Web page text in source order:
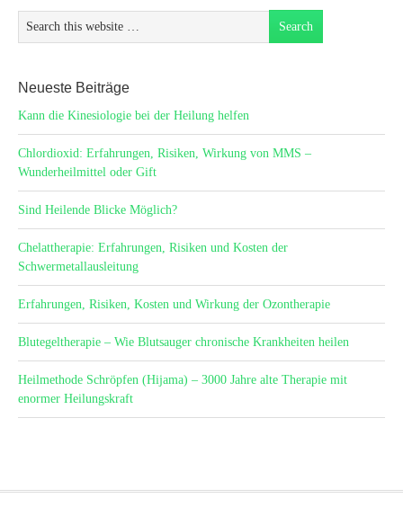
Neueste Beiträge
Kann die Kinesiologie bei der Heilung helfen
Chlordioxid: Erfahrungen, Risiken, Wirkung von MMS –
Wunderheilmittel oder Gift
Sind Heilende Blicke Möglich?
Chelattherapie: Erfahrungen, Risiken und Kosten der
Schwermetallausleitung
Erfahrungen, Risiken, Kosten und Wirkung der Ozontherapie
Blutegeltherapie – Wie Blutsauger chronische Krankheiten heilen
Heilmethode Schröpfen (Hijama) – 3000 Jahre alte Therapie mit
enormer Heilungskraft